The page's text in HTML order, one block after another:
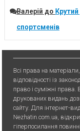
Валерій до
спортсменів
Всі права на
відповідності із
право і суміжні
друкованих видань
сайту. Для iнтернет-
Nezhatin.com.ua,
гіперпосилання